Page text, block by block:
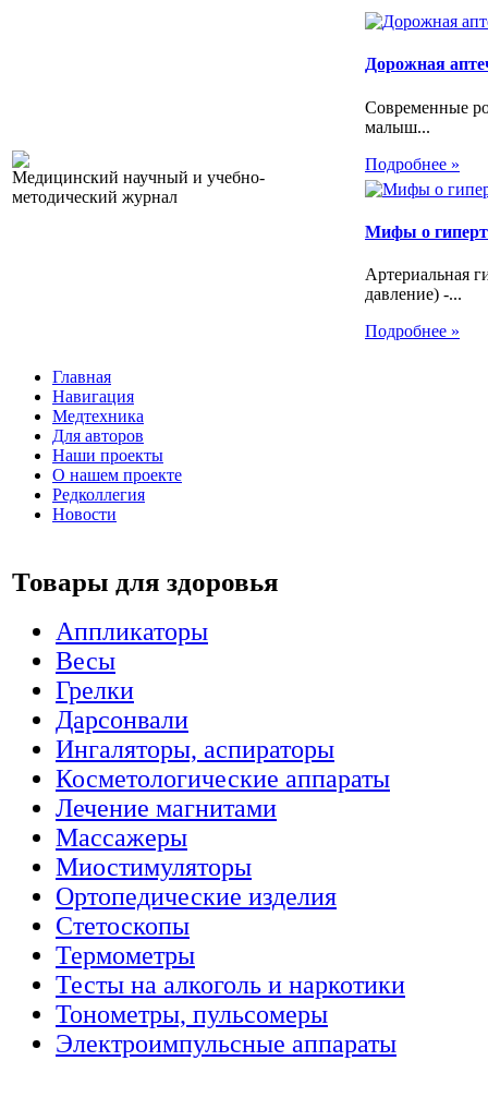
Медицинский научный и учебно-
методический журнал
Дорожная
Современные
малыш...
Подробнее »
Мифы о
Артериальная
давление) -...
Подробнее »
Главная
Навигация
Медтехника
Для авторов
Наши проекты
О нашем проекте
Редколлегия
Новости
Товары для здоровья
Аппликаторы
Весы
Грелки
Дарсонвали
Ингаляторы, аспираторы
Косметологические аппараты
Лечение магнитами
Массажеры
Миостимуляторы
Ортопедические изделия
Стетоскопы
Термометры
Тесты на алкоголь и наркотики
Тонометры, пульсомеры
Электроимпульсные аппараты